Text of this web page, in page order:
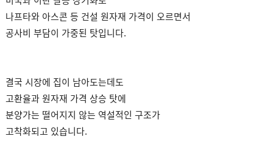
나프타와 아스콘 등 건설 원자재 가격이 오르면서
공사비 부담이 가중된 탓입니다.
결국 시장에 집이 남아도는데도
고환율과 원자재 가격 상승 탓에
분양가는 떨어지지 않는 역설적인 구조가
고착화되고 있습니다.